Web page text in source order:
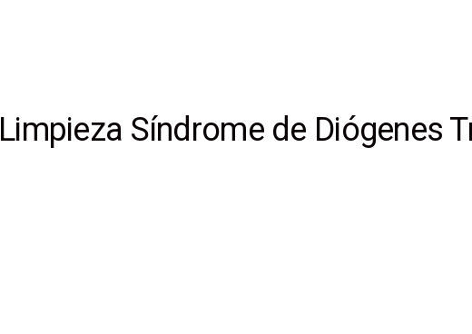
Limpieza Síndrome de Diógenes